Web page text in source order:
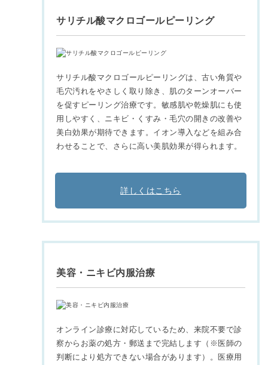
サリチル酸マクロゴールピーリング
サリチル酸マクロゴールピーリングは、古い角質や
毛穴汚れをやさしく取り除き、肌のターンオーバー
を促すピーリング治療です。敏感肌や乾燥肌にも使
用しやすく、ニキビ・くすみ・毛穴の開きの改善や
美白効果が期待できます。イオン導入などを組み合
わせることで、さらに高い美肌効果が得られます。
詳しくはこちら
美容・ニキビ内服治療
オンライン診療に対応しているため、来院不要で診
察からお薬の処方・郵送まで完結します（※医師の
判断により処方できない場合があります）。医療用